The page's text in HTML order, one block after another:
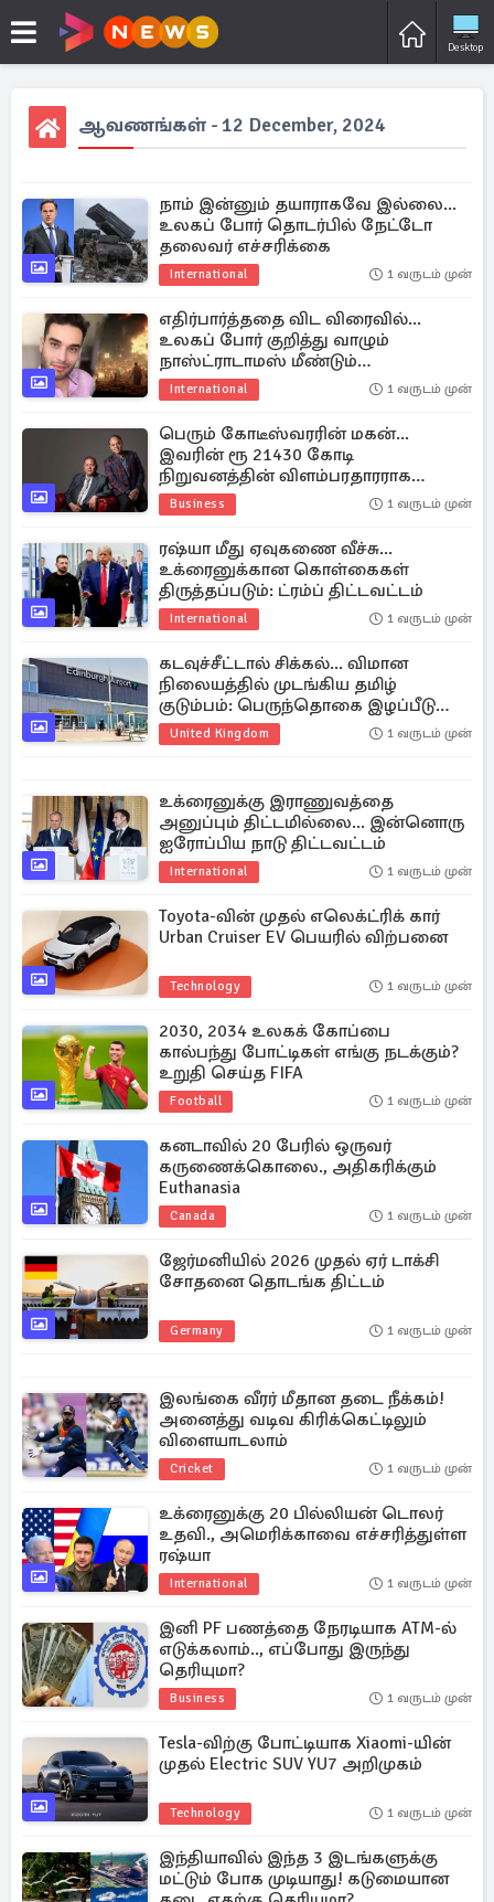
Desktop
ஆவணங்கள் - 12 December, 2024
நாம் இன்னும் தயாராகவே இல்லை...
உலகப் போர் தொடர்பில் நேட்டோ
தலைவர் எச்சரிக்கை
International 1 வருடம் முன்
எதிர்பார்த்ததை விட விரைவில்...
உலகப் போர் குறித்து வாழும்
நாஸ்ட்ராடாமஸ் மீண்டும்
தீர்க்கதரிசனம்
International 1 வருடம் முன்
பெரும் கோடீஸ்வரரின் மகன்...
இவரின் ரூ 21430 கோடி
நிறுவனத்தின் விளம்பரதாரராக
அமிதாப் பச்சன்
Business 1 வருடம் முன்
ரஷ்யா மீது ஏவுகணை வீச்சு...
உக்ரைனுக்கான கொள்கைகள்
திருத்தப்படும்: ட்ரம்ப் திட்டவட்டம்
International 1 வருடம் முன்
கடவுச்சீட்டால் சிக்கல்... விமான
நிலையத்தில் முடங்கிய தமிழ்
குடும்பம்: பெருந்தொகை இழப்பீடு
கேட்டு முறையீடு
United Kingdom 1 வருடம் முன்
உக்ரைனுக்கு இராணுவத்தை
அனுப்பும் திட்டமில்லை... இன்னொரு
ஐரோப்பிய நாடு திட்டவட்டம்
International 1 வருடம் முன்
Toyota-வின் முதல் எலெக்ட்ரிக் கார்
Urban Cruiser EV பெயரில் விற்பனை
Technology 1 வருடம் முன்
2030, 2034 உலகக் கோப்பை
கால்பந்து போட்டிகள் எங்கு நடக்கும்?
உறுதி செய்த FIFA
Football 1 வருடம் முன்
கனடாவில் 20 பேரில் ஒருவர்
கருணைக்கொலை., அதிகரிக்கும்
Euthanasia
Canada 1 வருடம் முன்
ஜேர்மனியில் 2026 முதல் ஏர் டாக்சி
சோதனை தொடங்க திட்டம்
Germany 1 வருடம் முன்
இலங்கை வீரர் மீதான தடை நீக்கம்!
அனைத்து வடிவ கிரிக்கெட்டிலும்
விளையாடலாம்
Cricket 1 வருடம் முன்
உக்ரைனுக்கு 20 பில்லியன் டொலர்
உதவி., அமெரிக்காவை எச்சரித்துள்ள
ரஷ்யா
International 1 வருடம் முன்
இனி PF பணத்தை நேரடியாக ATM-ல்
எடுக்கலாம்.., எப்போது இருந்து
தெரியுமா?
Business 1 வருடம் முன்
Tesla-விற்கு போட்டியாக Xiaomi-யின்
முதல் Electric SUV YU7 அறிமுகம்
Technology 1 வருடம் முன்
இந்தியாவில் இந்த 3 இடங்களுக்கு
மட்டும் போக முடியாது! கடுமையான